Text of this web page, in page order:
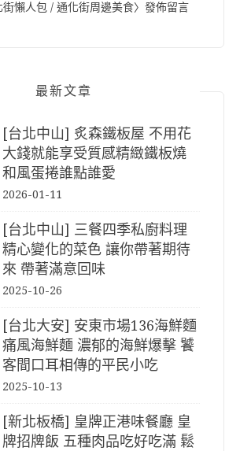
懶人包 / 通化街周邊美食〉發佈留言
最新文章
[台北中山] 炙森鐵板屋 不用花
大錢就能享受質感精緻鐵板燒
和風蛋捲誰點誰愛
2026-01-11
[台北中山] 三餐四季私廚料理
精心變化的菜色 讓你帶著期待
來 帶著滿意回味
2025-10-26
[台北大安] 安東市場136海鮮麵
痛風海鮮麵 濃郁的海鮮爆擊 饕
客間口耳相傳的平民小吃
2025-10-13
[新北板橋] 皇牌正港味餐廳 皇
牌招牌飯 五種肉品吃好吃滿 鬆